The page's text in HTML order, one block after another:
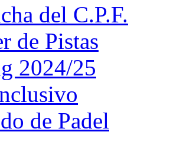
del C.P.F.
de Pistas
2024/25
de Padel